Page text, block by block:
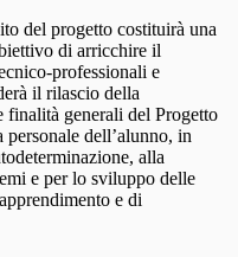
del progetto costituirà una
di arricchire il
professionali e
il rilascio della
generali del Progetto
dell’alunno, in
alla
e per lo sviluppo delle
e di